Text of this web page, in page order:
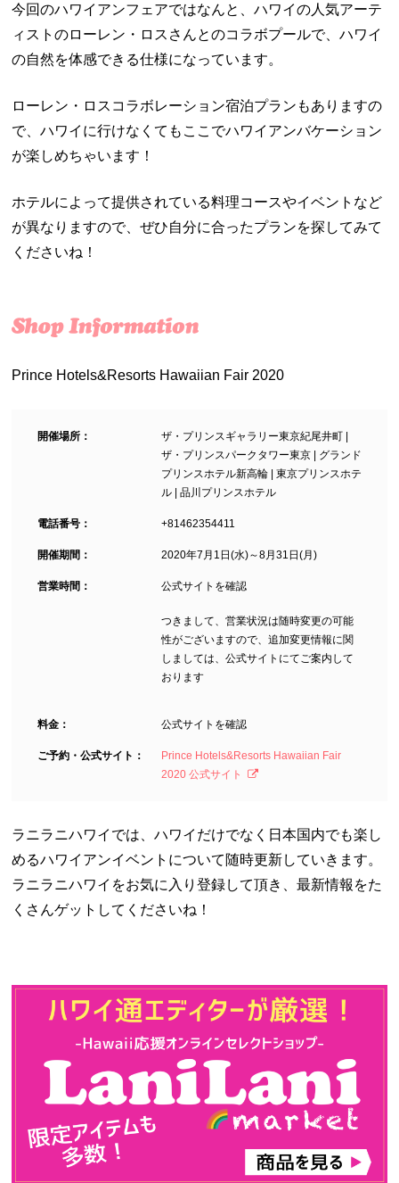
今回のハワイアンフェアではなんと、ハワイの人気アーテ
ィストのローレン・ロスさんとのコラボプールで、ハワイ
の自然を体感できる仕様になっています。
ローレン・ロスコラボレーション宿泊プランもありますの
で、ハワイに行けなくてもここでハワイアンバケーション
が楽しめちゃいます！
ホテルによって提供されている料理コースやイベントなど
が異なりますので、ぜひ自分に合ったプランを探してみて
くださいね！
Prince Hotels&Resorts Hawaiian Fair 2020
開催場所：
ザ・プリンスギャラリー東京紀尾井町 |
ザ・プリンスパークタワー東京 | グランド
プリンスホテル新高輪 | 東京プリンスホテ
ル | 品川プリンスホテル
電話番号： +81462354411
開催期間： 2020年7月1日(水)～8月31日(月)
営業時間： 公式サイトを確認
つきまして、営業状況は随時変更の可能
性がございますので、追加変更情報に関
しましては、公式サイトにてご案内して
おります
料金： 公式サイトを確認
ご予約・公式サイト：
Prince Hotels&Resorts Hawaiian Fair
2020 公式サイト
ラニラニハワイでは、ハワイだけでなく日本国内でも楽し
めるハワイアンイベントについて随時更新していきます。
ラニラニハワイをお気に入り登録して頂き、最新情報をた
くさんゲットしてくださいね！